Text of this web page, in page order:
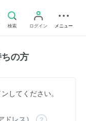
検索
ログイン メニュー
の方
してください。
レス）